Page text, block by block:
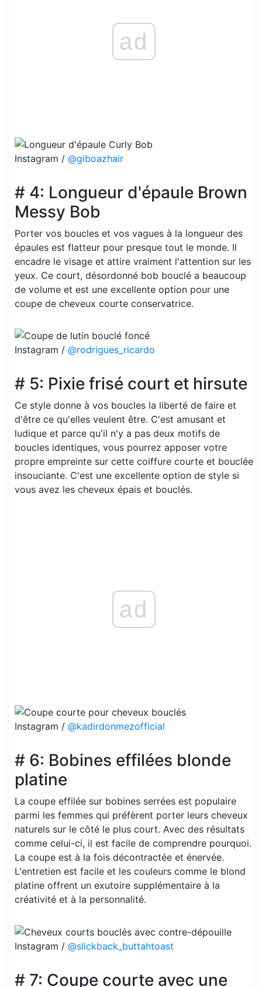
ad
Instagram / @giboazhair
# 4: Longueur d'épaule Brown
Messy Bob
Porter vos boucles et vos vagues à la longueur des
épaules est flatteur pour presque tout le monde. Il
encadre le visage et attire vraiment l'attention sur les
yeux. Ce court, désordonné bob bouclé a beaucoup
de volume et est une excellente option pour une
coupe de cheveux courte conservatrice.
Instagram / @rodrigues_ricardo
# 5: Pixie frisé court et hirsute
Ce style donne à vos boucles la liberté de faire et
d'être ce qu'elles veulent être. C'est amusant et
ludique et parce qu'il n'y a pas deux motifs de
boucles identiques, vous pourrez apposer votre
propre empreinte sur cette coiffure courte et bouclée
insouciante. C'est une excellente option de style si
vous avez les cheveux épais et bouclés.
ad
Instagram / @kadirdonmezofficial
# 6: Bobines effilées blonde
platine
La coupe effilée sur bobines serrées est populaire
parmi les femmes qui préfèrent porter leurs cheveux
naturels sur le côté le plus court. Avec des résultats
comme celui-ci, il est facile de comprendre pourquoi.
La coupe est à la fois décontractée et énervée.
L'entretien est facile et les couleurs comme le blond
platine offrent un exutoire supplémentaire à la
créativité et à la personnalité.
Instagram / @slickback_buttahtoast
# 7: Coupe courte avec une